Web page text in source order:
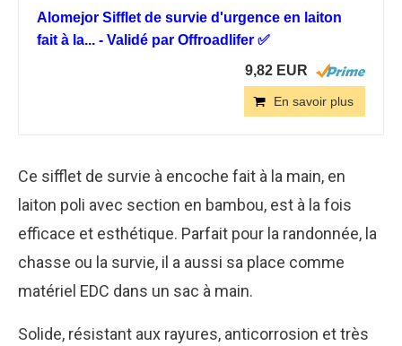
Alomejor Sifflet de survie d'urgence en laiton
fait à la... - Validé par Offroadlifer ✅
9,82 EUR
En savoir plus
Ce sifflet de survie à encoche fait à la main, en
laiton poli avec section en bambou, est à la fois
efficace et esthétique. Parfait pour la randonnée, la
chasse ou la survie, il a aussi sa place comme
matériel EDC dans un sac à main.
Solide, résistant aux rayures, anticorrosion et très